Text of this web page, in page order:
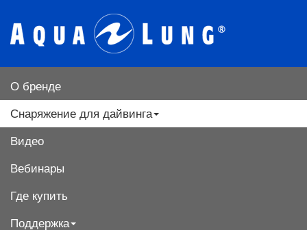
О бренде
Снаряжение для дайвинга
Видео
Вебинары
Где купить
Поддержка